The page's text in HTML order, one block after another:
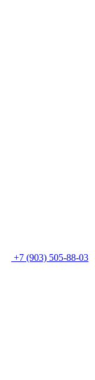
+7 (903) 505-88-03